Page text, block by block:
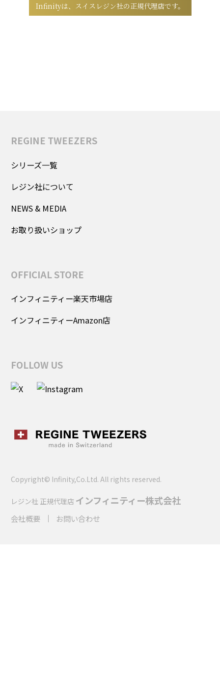
Infinityは、スイスレジン社の正規代理店です。
REGINE TWEEZERS
シリーズ一覧
レジン社について
NEWS & MEDIA
お取り扱いショップ
OFFICIAL STORE
インフィニティー楽天市場店
インフィニティーAmazon店
FOLLOW US
Copyright© Infinity,Co.Ltd. All rights reserved.
レジン社 正規代理店 インフィニティー株式会社
会社概要 お問い合わせ